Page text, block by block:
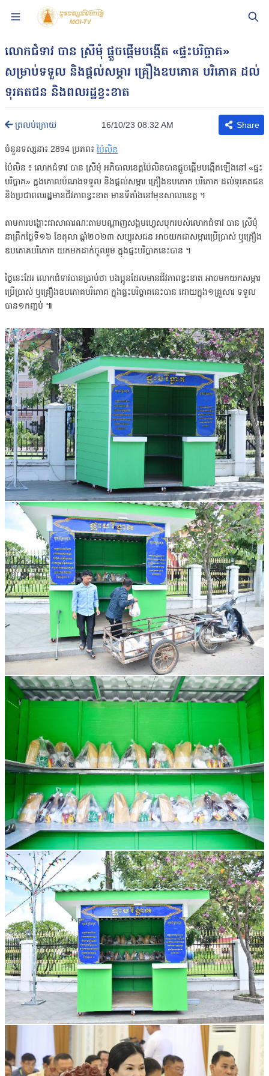
លោកជំទាវ បាន ស្រីមុំ ផ្តួចផ្តើមបង្កើត «ផ្ទះបរិច្ចាគ»
សម្រាប់ទទួល និងផ្តល់សម្ភារ គ្រឿងឧបភោគ បរិភោគ ដល់
ទុរគតជន និងពលរដ្ឋខ្វះខាត
ត្រលប់ក្រោយ 16/10/23 08:32 AM Share
ចំនួនទស្សនា៖ 2894 ប្រភព៖ ប៉ៃលិន
ប៉ៃលិន ៖ លោកជំទាវ បាន ស្រីមុំ អភិបាលខេត្តប៉ៃលិនបានផ្តួចផ្តើមបង្កើតឡើងនៅ «ផ្ទះ
បរិច្ចាគ» ក្នុងគោលបំណងទទួល និងផ្តល់សម្ភារ គ្រឿងឧបភោគ បរិភោគ ដល់ទុរគតជន
និងប្រជាពលរដ្ឋមានជីវភាពខ្វះខាត មានទីតាំងនៅមុខសាលាខេត្ត ។
តាមការបង្ហោះជាសាធារណៈតាមបណ្តាញសង្គមហ្វេសបុករបស់លោកជំទាវ បាន ស្រីមុំ
នាព្រឹកថ្ងៃទី១៦ ខែតុលា ឆ្នាំ២០២៣ សប្បុរសជន អាចយកជាសម្ភារប្រើប្រាស់ ឬគ្រឿង
ឧបភោគបរិភោគ យកមកដាក់ចូលរួម ក្នុងផ្ទះបរិច្ចាគនេះបាន ។
ថ្ងៃនេះដែរ លោកជំទាវបានប្រាប់ថា បងប្អូនដែលមានជីវភាពខ្វះខាត អាចមកយកសម្ភារ
ប្រើប្រាស់ ឬគ្រឿងឧបភោគបរិភោគ ក្នុងផ្ទះបរិច្ចាគនេះបាន ដោយក្នុង១គ្រួសារ ទទួល
បាន១កញ្ចប់ ៕